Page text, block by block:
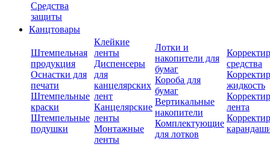
Средства
защиты
Канцтовары
Штемпельная
продукция
Оснастки для
печати
Штемпельные
краски
Штемпельные
подушки
Клейкие
ленты
Диспенсеры
для
канцелярских
лент
Канцелярские
ленты
Монтажные
ленты
Лотки и
накопители для
бумаг
Короба для
бумаг
Вертикальные
накопители
Комплектующие
для лотков
средства
жидкость
лента